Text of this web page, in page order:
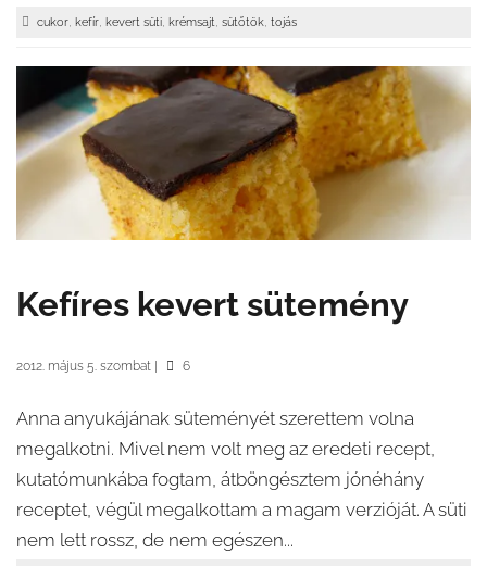
cukor, kefír, kevert süti, krémsajt, sütőtök, tojás
Kefíres kevert sütemény
2012. május 5. szombat 6
Anna anyukájának süteményét szerettem volna
megalkotni. Mivel nem volt meg az eredeti recept,
kutatómunkába fogtam, átböngésztem jónéhány
receptet, végül megalkottam a magam verzióját. A süti
nem lett rossz, de nem egészen...